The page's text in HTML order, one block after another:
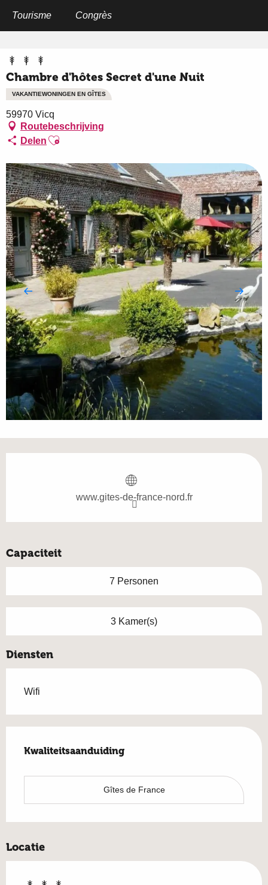
Tourisme Congrès
Chambre d'hôtes Secret d'une Nuit
VAKANTIEWONINGEN EN GÎTES
59970 Vicq
Routebeschrijving
Delen Ajouter aux favoris
www.gites-de-france-nord.fr
Capaciteit
7 Personen
3 Kamer(s)
Diensten
Wifi
Kwaliteitsaanduiding
Kwaliteitsaanduiding
Gîtes de France
Locatie